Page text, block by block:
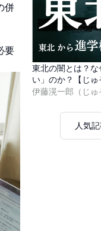
併
要
東北の闇とは？
い」のか？【じゅ
伊藤滉一郎（じゅ
人気